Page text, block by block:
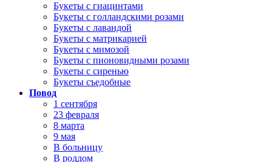
Букеты с гиацинтами
Букеты с голландскими розами
Букеты с лавандой
Букеты с матрикарией
Букеты с мимозой
Букеты с пионовидными розами
Букеты с сиренью
Букеты съедобные
Повод
1 сентября
23 февраля
8 марта
9 мая
В больницу
В роддом